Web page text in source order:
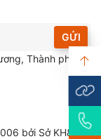
GỬI
Thành phố
bởi Sở KH&ĐT